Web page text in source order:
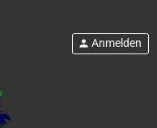
person Anmelden